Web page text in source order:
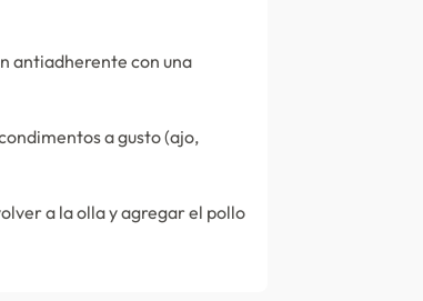
antiadherente con una
a gusto (ajo,
a la olla y agregar el pollo